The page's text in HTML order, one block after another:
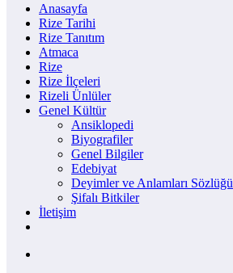
Anasayfa
Rize Tarihi
Rize Tanıtım
Atmaca
Rize
Rize İlçeleri
Rizeli Ünlüler
Genel Kültür
Ansiklopedi
Biyografiler
Genel Bilgiler
Edebiyat
Deyimler ve Anlamları Sözlüğü
Şifalı Bitkiler
İletişim